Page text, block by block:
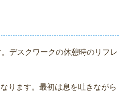
デスクワークの休憩時のリフレ
ります。最初は息を吐きながら